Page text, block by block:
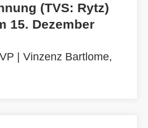
(TVS: Rytz)
15. Dezember
Vinzenz Bartlome,